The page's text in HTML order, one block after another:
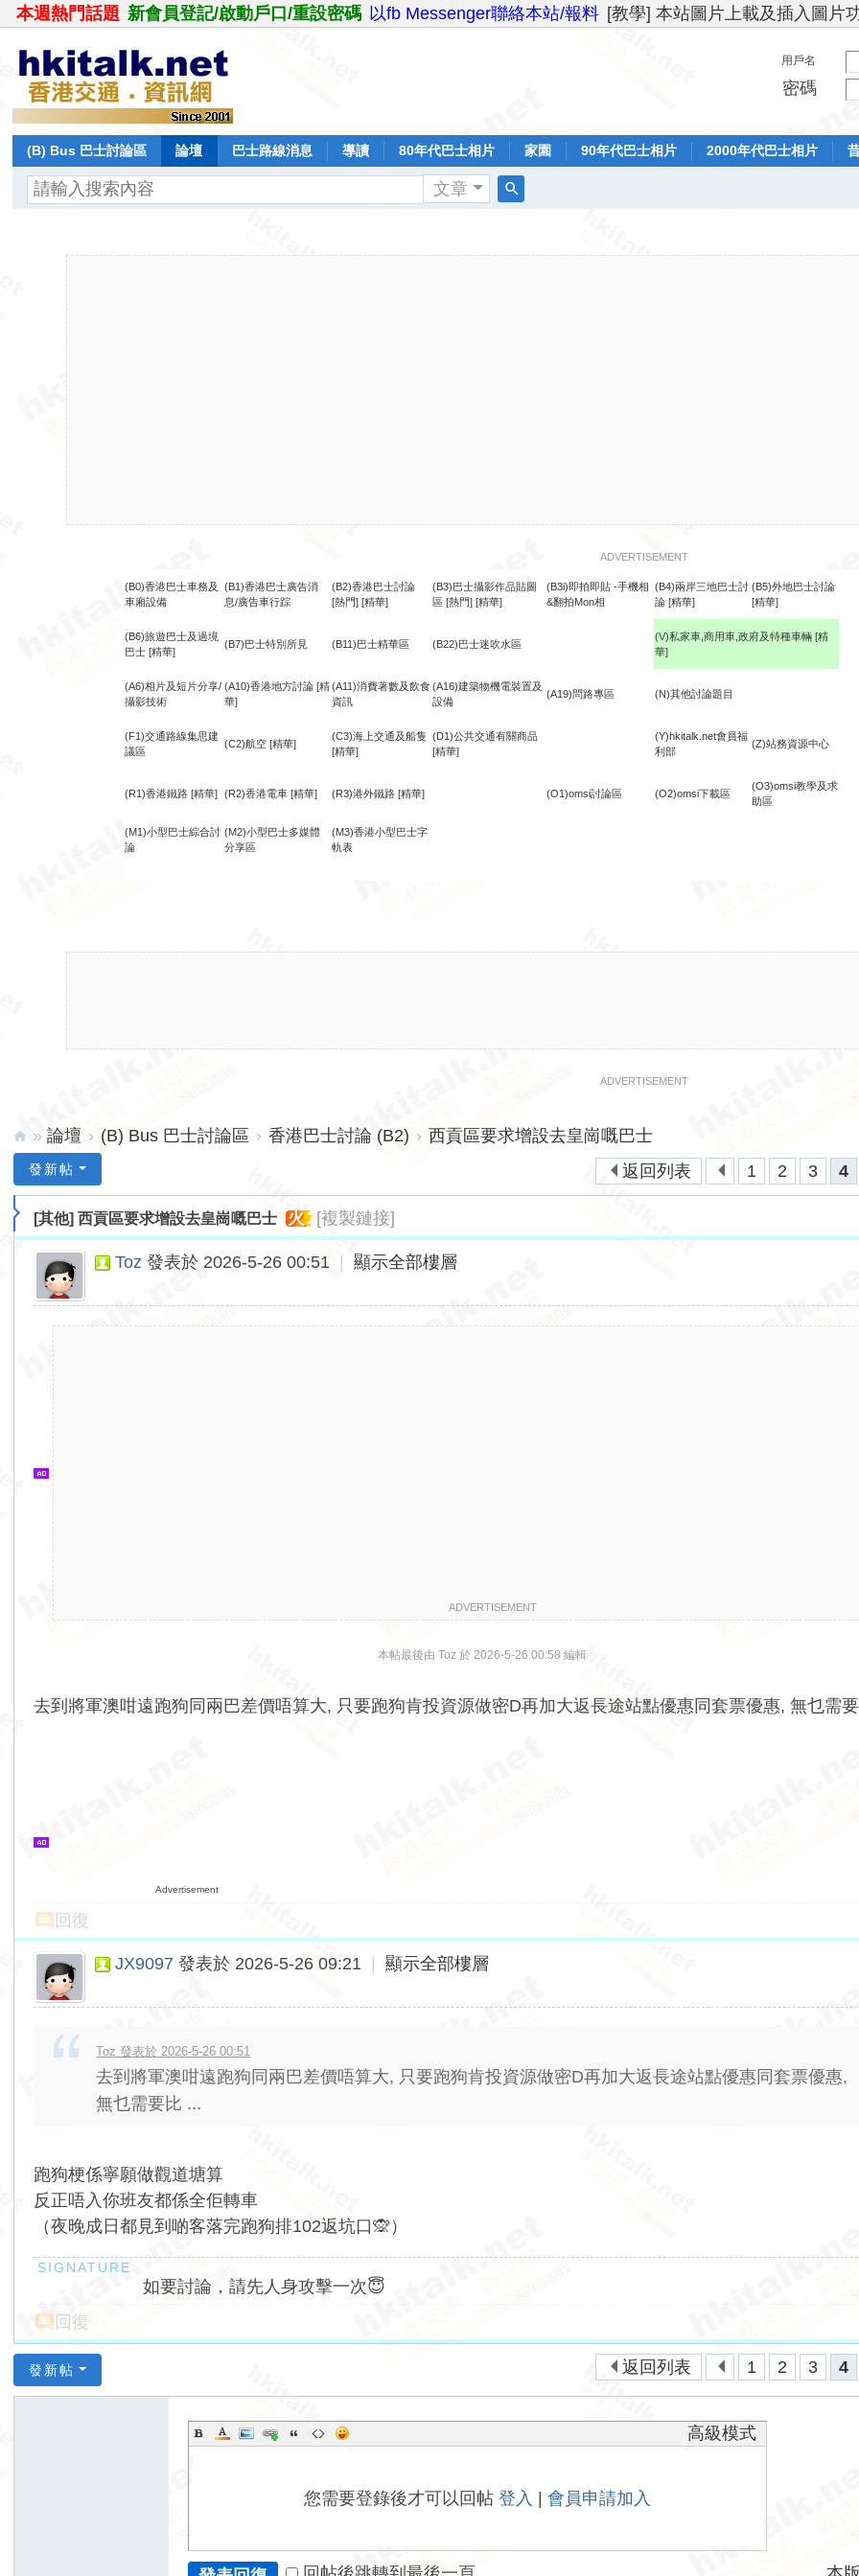
本週熱門話題 新會員登記/啟動戶口/重設密碼 以fb Messenger聯絡本站/報料 [教學] 本站圖片上載及插入圖片
用戶名
密碼
(B) Bus 巴士討論區 論壇 巴士路線消息 導讀 80年代巴士相片 家園 90年代巴士相片 2000年代巴士相片
文章
ADVERTISEMENT
(B0)香港巴士車務及
車廂設備
(B1)香港巴士廣告消
息/廣告車行踪
(B2)香港巴士討論
[熱門] [精華]
(B3)巴士攝影作品貼圖
區 [熱門] [精華]
(B3i)即拍即貼 -手機相
&翻拍Mon相
(B4)兩岸三地巴士討
論 [精華]
(B5)外地巴士討論
[精華]
(B6)旅遊巴士及過境
巴士 [精華]
(B7)巴士特別所見 (B11)巴士精華區 (B22)巴士迷吹水區
(V)私家車,商用車,政府及特種車輛 [精
華]
(A6)相片及短片分享/
攝影技術
(A10)香港地方討論 [精
華]
(A11)消費著數及飲食
資訊
(A16)建築物機電裝置及
設備
(A19)問路專區 (N)其他討論題目
(F1)交通路線集思建
議區
(C2)航空 [精華]
(C3)海上交通及船隻
[精華]
(D1)公共交通有關商品
[精華]
(Y)hkitalk.net會員福
利部
(Z)站務資源中心
(R1)香港鐵路 [精華] (R2)香港電車 [精華] (R3)港外鐵路 [精華] (O1)omsi討論區 (O2)omsi下載區
(O3)omsi教學及求
助區
(M1)小型巴士綜合討
論
(M2)小型巴士多媒體
分享區
(M3)香港小型巴士字
軌表
ADVERTISEMENT
lk.
» 論壇 › (B) Bus 巴士討論區 › 香港巴士討論 (B2) › 西貢區要求增設去皇崗嘅巴士
1
2 3 4
返回列表
發新帖
[其他]西貢區要求增設去皇崗嘅巴士 火 [複製鏈接]
Toz 發表於 2026-5-26 00:51 顯示全部樓層
ADVERTISEMENT
本帖最後由 Toz 於 2026-5-26 00:58 編輯
去到將軍澳咁遠跑狗同兩巴差價唔算大, 只要跑狗肯投資源做密D再加大返長途站點優惠同套票優惠, 無乜需
Advertisement
回復
JX9097 發表於 2026-5-26 09:21 顯示全部樓層
Toz 發表於 2026-5-26 00:51
去到將軍澳咁遠跑狗同兩巴差價唔算大, 只要跑狗肯投資源做密D再加大返長途站點優惠同套票優惠,
無乜需要比 ...
跑狗梗係寧願做觀道塘算
反正唔入你班友都係全佢轉車
（夜晚成日都見到啲客落完跑狗排102返坑口🙊）
如要討論，請先人身攻擊一次😇
回復
1 2 3 4
返回列表
發新帖
高級模式
您需要登錄後才可以回帖登入 |會員申請加入